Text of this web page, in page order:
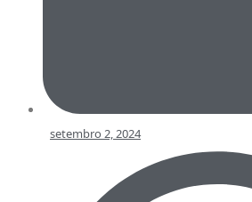
setembro 2, 2024